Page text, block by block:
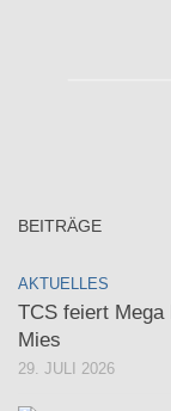
BEITRÄGE
AKTUELLES
TCS feiert
Mies
29. JULI 2026